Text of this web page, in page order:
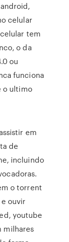
celular
tem
o da
ou
funciona
o ultimo
em
de
incluindo
o torrent
ouvir
youtube
milhares